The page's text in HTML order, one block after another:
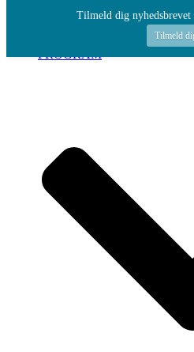
Spring til indhold
PROGRAM
Tilmeld dig
Tilmeld